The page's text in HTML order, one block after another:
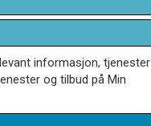
informasjon, tjenester
og tilbud på Min